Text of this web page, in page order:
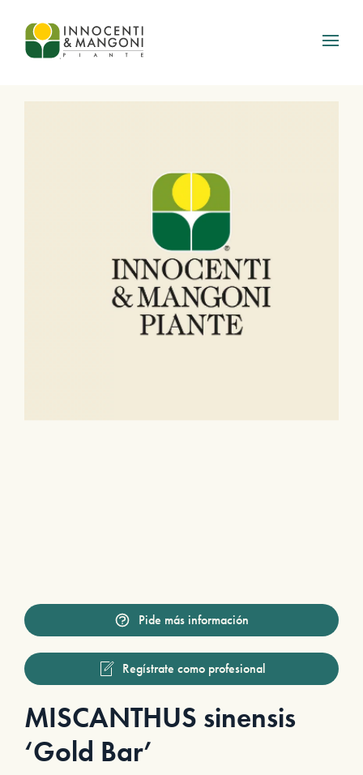
Skip to main content
Pide más información
Regístrate como profesional
MISCANTHUS sinensis
‘Gold Bar’